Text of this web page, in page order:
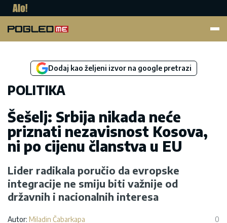
Dodaj kao željeni izvor na google pretrazi
POLITIKA
Šešelj: Srbija nikada neće
priznati nezavisnost Kosova,
ni po cijenu članstva u EU
Lider radikala poručio da evropske
integracije ne smiju biti važnije od
državnih i nacionalnih interesa
Autor: Miladin Čabarkapa
0